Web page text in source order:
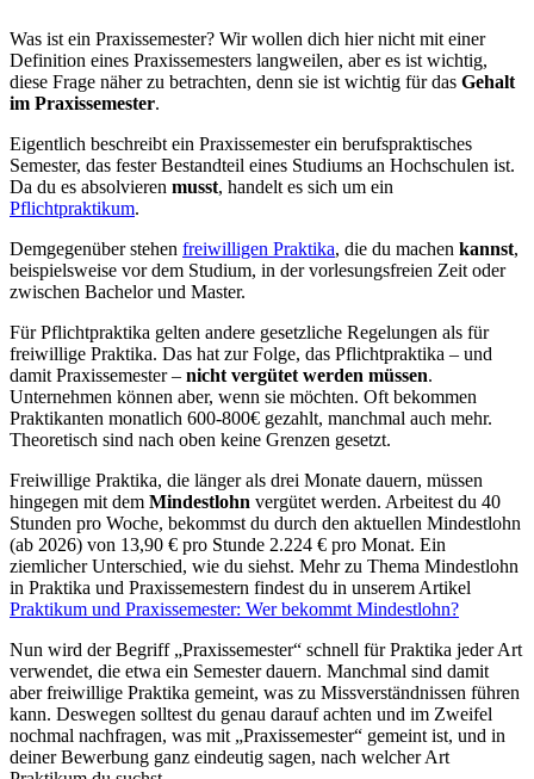
Was ist ein Praxissemester? Wir wollen dich hier nicht mit einer
Definition eines Praxissemesters langweilen, aber es ist wichtig,
diese Frage näher zu betrachten, denn sie ist wichtig für das Gehalt
im Praxissemester.
Eigentlich beschreibt ein Praxissemester ein berufspraktisches
Semester, das fester Bestandteil eines Studiums an Hochschulen ist.
Da du es absolvieren musst, handelt es sich um ein
Pflichtpraktikum.
Demgegenüber stehen freiwilligen Praktika, die du machen kannst,
beispielsweise vor dem Studium, in der vorlesungsfreien Zeit oder
zwischen Bachelor und Master.
Für Pflichtpraktika gelten andere gesetzliche Regelungen als für
freiwillige Praktika. Das hat zur Folge, das Pflichtpraktika – und
damit Praxissemester – nicht vergütet werden müssen.
Unternehmen können aber, wenn sie möchten. Oft bekommen
Praktikanten monatlich 600-800€ gezahlt, manchmal auch mehr.
Theoretisch sind nach oben keine Grenzen gesetzt.
Freiwillige Praktika, die länger als drei Monate dauern, müssen
hingegen mit dem Mindestlohn vergütet werden. Arbeitest du 40
Stunden pro Woche, bekommst du durch den aktuellen Mindestlohn
(ab 2026) von 13,90 € pro Stunde 2.224 € pro Monat. Ein
ziemlicher Unterschied, wie du siehst. Mehr zu Thema Mindestlohn
in Praktika und Praxissemestern findest du in unserem Artikel
Praktikum und Praxissemester: Wer bekommt Mindestlohn?
Nun wird der Begriff „Praxissemester“ schnell für Praktika jeder Art
verwendet, die etwa ein Semester dauern. Manchmal sind damit
aber freiwillige Praktika gemeint, was zu Missverständnissen führen
kann. Deswegen solltest du genau darauf achten und im Zweifel
nochmal nachfragen, was mit „Praxissemester“ gemeint ist, und in
deiner Bewerbung ganz eindeutig sagen, nach welcher Art